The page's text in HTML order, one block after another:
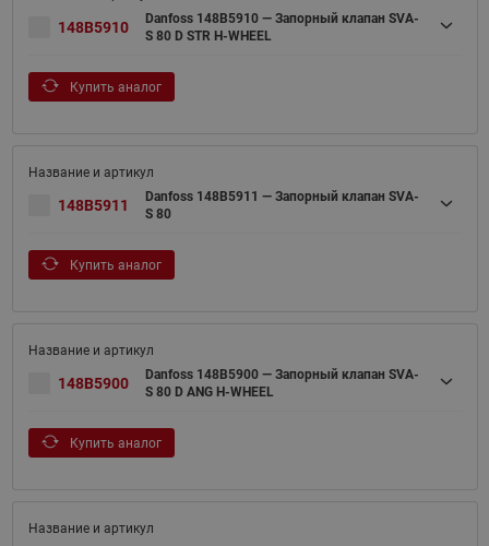
148B5910
Danfoss 148B5910 — Запорный клапан SVA-
S 80 D STR H-WHEEL
Купить аналог
148B5911
Danfoss 148B5911 — Запорный клапан SVA-
S 80
Купить аналог
148B5900
Danfoss 148B5900 — Запорный клапан SVA-
S 80 D ANG H-WHEEL
Купить аналог